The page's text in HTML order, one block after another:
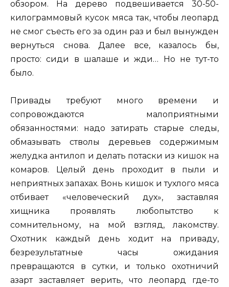
обзором. На дерево подвешивается 30-50-
килограммовый кусок мяса так, чтобы леопард
не смог съесть его за один раз и был вынужден
вернуться снова. Далее все, казалось бы,
просто: сиди в шалаше и жди… Но не тут-то
было.
Привады требуют много времени и
сопровождаются малоприятными
обязанностями: надо затирать старые следы,
обмазывать стволы деревьев содержимым
желудка антилоп и делать потаски из кишок на
комаров. Целый день проходит в пыли и
неприятных запахах. Вонь кишок и тухлого мяса
отбивает «человеческий дух», заставляя
хищника проявлять любопытство к
сомнительному, на мой взгляд, лакомству.
Охотник каждый день ходит на приваду,
безрезультатные часы ожидания
превращаются в сутки, и только охотничий
азарт заставляет верить, что леопард где-то